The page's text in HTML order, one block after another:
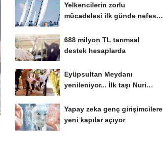
Yelkencilerin zorlu
mücadelesi ilk günde nefes
688 milyon TL tarımsal
destek hesaplarda
Eyüpsultan Meydanı
yenileniyor... İlk taşı Nuri
Yapay zeka genç girişimcilere
yeni kapılar açıyor